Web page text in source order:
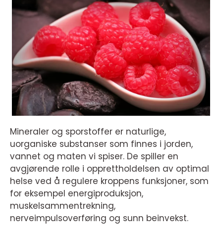
Mineraler og sporstoffer er naturlige,
uorganiske substanser som finnes i jorden,
vannet og maten vi spiser. De spiller en
avgjørende rolle i opprettholdelsen av optimal
helse ved å regulere kroppens funksjoner, som
for eksempel energiproduksjon,
muskelsammentrekning,
nerveimpulsoverføring og sunn beinvekst.